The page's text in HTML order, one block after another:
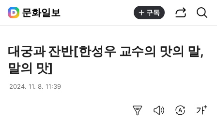
문화일보 구독
대궁과 잔반[한성우 교수의 맛의 말,
말의 맛]
2024. 11. 8. 11:39